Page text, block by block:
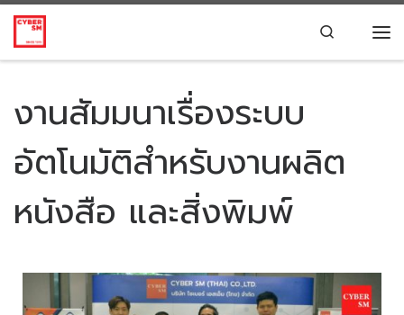
Skip to content Search
งานสัมมนาเรื่องระบบ
อัตโนมัติสำหรับงานผลิต
หนังสือ และสิ่งพิมพ์